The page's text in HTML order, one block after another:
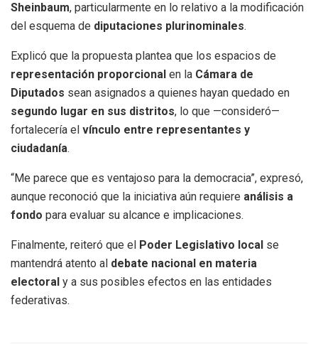
Sheinbaum, particularmente en lo relativo a la modificación
del esquema de diputaciones plurinominales.
Explicó que la propuesta plantea que los espacios de
representación proporcional en la Cámara de
Diputados sean asignados a quienes hayan quedado en
segundo lugar en sus distritos, lo que —consideró—
fortalecería el vínculo entre representantes y
ciudadanía.
“Me parece que es ventajoso para la democracia”, expresó,
aunque reconoció que la iniciativa aún requiere análisis a
fondo para evaluar su alcance e implicaciones.
Finalmente, reiteró que el Poder Legislativo local se
mantendrá atento al debate nacional en materia
electoral y a sus posibles efectos en las entidades
federativas.